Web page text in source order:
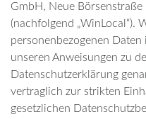
GmbH, Neue
(nachfolgend „WinLocal“).
personenbezogenen
unseren Anweisungen zu
Datenschutzerklärung
vertraglich zur strikten
gesetzlichen